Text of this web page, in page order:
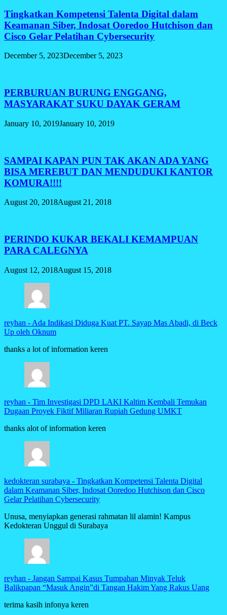
Tingkatkan Kompetensi Talenta Digital dalam
Keamanan Siber, Indosat Ooredoo Hutchison dan
Cisco Gelar Pelatihan Cybersecurity
December 5, 2023December 5, 2023
PERBURUAN BURUNG ENGGANG,
MASYARAKAT SUKU DAYAK GERAM
January 10, 2019January 10, 2019
SAMPAI KAPAN PUN TAK AKAN ADA YANG
BISA MEREBUT DAN MENDUDUKI KANTOR
KOMURA!!!!
August 20, 2018August 21, 2018
PERINDO KUKAR BEKALI KEMAMPUAN
PARA CALEGNYA
August 12, 2018August 15, 2018
reyhan - Ada Indikasi Diduga Kuat PT. Sayap Mas Abadi, di Beck
Up oleh Oknum
thanks a lot of information keren
reyhan - Tim Investigasi DPD LAKI Kaltim Kembali Temukan
Dugaan Proyek Fiktif Miliaran Rupiah Gedung UMKT
thanks alot of information keren
kedokteran surabaya - Tingkatkan Kompetensi Talenta Digital
dalam Keamanan Siber, Indosat Ooredoo Hutchison dan Cisco
Gelar Pelatihan Cybersecurity
Unusa, menyiapkan generasi rahmatan lil alamin! Kampus
Kedokteran Unggul di Surabaya
reyhan - Jangan Sampai Kasus Tumpahan Minyak Teluk
Balikpapan “Masuk Angin”di Tangan Hakim Yang Rakus Uang
terima kasih infonya keren